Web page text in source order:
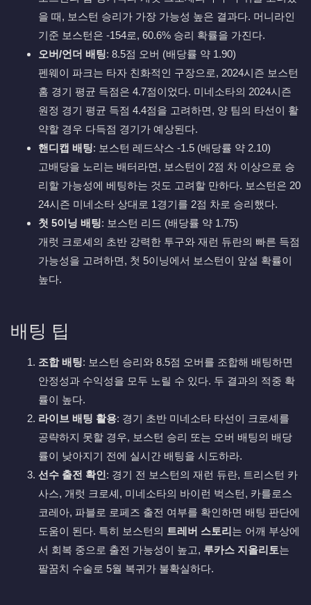
을 때, 보스턴 승리가 가장 가능성 높은 결과다. 머니라인
기준 보스턴은 -154로, 60.6% 승리 확률을 가진다.
오버/언더 배팅: 8.5점 오버 (배당률 약 1.90)
펜웨이 파크는 타자 친화적인 구장으로, 2024시즌 보스턴
홈 경기 평균 득점은 4.7점이었다. 미네소타의 2024시즌
원정 경기 평균 득점 4.4점을 고려하면, 양 팀의 타선이 활
약할 경우 다득점 경기가 예상된다.
핸디캡 배팅: 보스턴 레드삭스 -1.5 (배당률 약 2.10)
고배당을 노리는 배터라면, 보스턴이 2점 차 이상으로 승
리할 가능성에 베팅하는 것도 고려할 만하다. 보스턴은 20
24시즌 미네소타 상대로 1경기를 2점 차로 승리했다.
첫 5이닝 배팅: 보스턴 리드 (배당률 약 1.75)
개럿 크로셰의 초반 강력한 투구와 재런 듀란의 빠른 득점
가능성을 고려하면, 첫 5이닝에서 보스턴이 앞설 확률이
높다.
배팅 팁
조합 배팅: 보스턴 승리와 8.5점 오버를 조합해 배팅하면
안정성과 수익성을 모두 노릴 수 있다. 두 결과의 적중 확
률이 높다.
라이브 배팅 활용: 경기 초반 미네소타 타선이 크로셰를
공략하지 못할 경우, 보스턴 승리 또는 오버 배팅의 배당
률이 낮아지기 전에 실시간 배팅을 시도하라.
선수 출전 확인: 경기 전 보스턴의 재런 듀란, 트리스턴 카
사스, 개럿 크로셰, 미네소타의 바이런 벅스턴, 카를로스
코레아, 파블로 로페즈 출전 여부를 확인하면 배팅 판단에
도움이 된다. 특히 보스턴의 트레버 스토리는 어깨 부상에
서 회복 중으로 출전 가능성이 높고, 루카스 지올리토는
팔꿈치 수술로 5월 복귀가 불확실하다.